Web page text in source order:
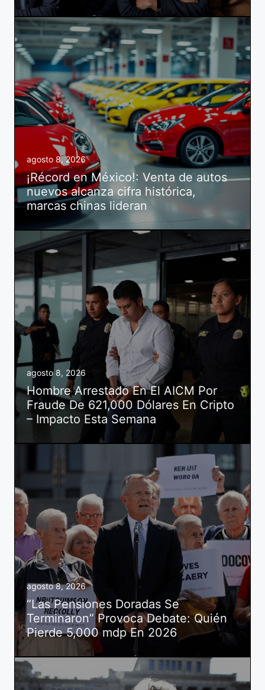
agosto 8, 2026
¡Récord en México!: Venta de autos
nuevos alcanza cifra histórica,
marcas chinas lideran
agosto 8, 2026
Hombre Arrestado En El AICM Por
Fraude De 621,000 Dólares En Cripto
– Impacto Esta Semana
agosto 8, 2026
“Las Pensiones Doradas Se
Terminaron” Provoca Debate: Quién
Pierde 5,000 mdp En 2026